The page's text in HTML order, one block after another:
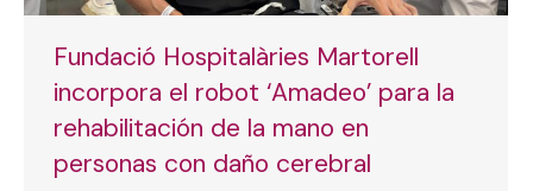
Fundació Hospitalàries Martorell
incorpora el robot ‘Amadeo’ para la
rehabilitación de la mano en
personas con daño cerebral